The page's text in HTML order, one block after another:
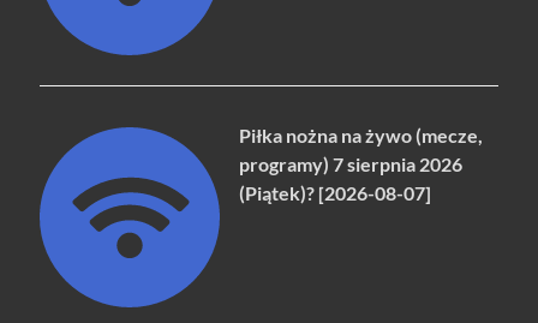
Piłka nożna na żywo (mecze,
programy) 7 sierpnia 2026
(Piątek)? [2026-08-07]